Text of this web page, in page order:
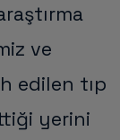
ve
edilen tıp
yerini